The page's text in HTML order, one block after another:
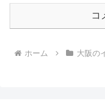
コ
ホーム 大阪の